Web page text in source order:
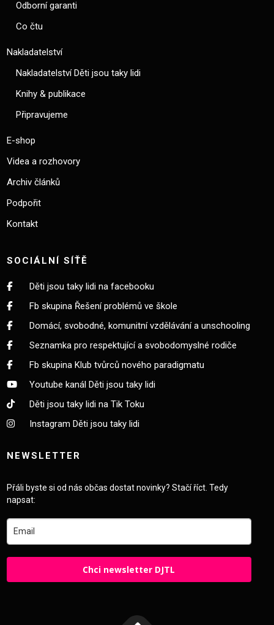
Odborní garanti
Co čtu
Nakladatelství
Nakladatelství Děti jsou taky lidi
Knihy & publikace
Připravujeme
E-shop
Videa a rozhovory
Archiv článků
Podpořit
Kontakt
SOCIÁLNÍ SÍŤĚ
Děti jsou taky lidi na facebooku
Fb skupina Řešení problémů ve škole
Domácí, svobodné, komunitní vzdělávání a unschooling
Seznamka pro respektující a svobodomyslné rodiče
Fb skupina Klub tvůrců nového paradigmatu
Youtube kanál Děti jsou taky lidi
Děti jsou taky lidi na Tik Toku
Instagram Děti jsou taky lidi
NEWSLETTER
Přáli byste si od nás občas dostat novinky? Stačí říct. Tedy
napsat:
Chci newsletter DJTL